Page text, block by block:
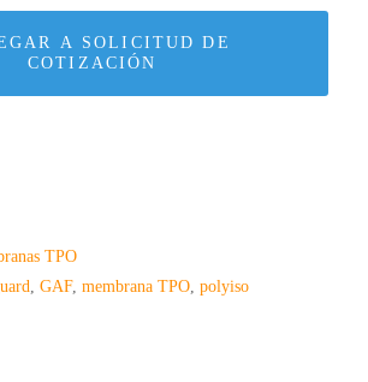
A SOLICITUD DE
COTIZACIÓN
TPO
,GAF,membrana TPO,polyiso